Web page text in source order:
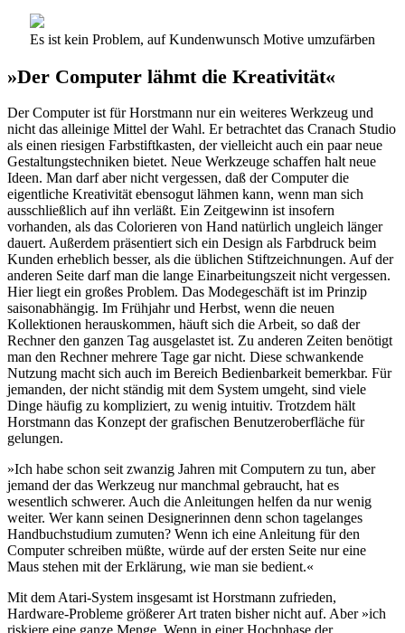
Es ist kein Problem, auf Kundenwunsch Motive umzufärben
»Der Computer lähmt die Kreativität«
Der Computer ist für Horstmann nur ein weiteres Werkzeug und
nicht das alleinige Mittel der Wahl. Er betrachtet das Cranach Studio
als einen riesigen Farbstiftkasten, der vielleicht auch ein paar neue
Gestaltungstechniken bietet. Neue Werkzeuge schaffen halt neue
Ideen. Man darf aber nicht vergessen, daß der Computer die
eigentliche Kreativität ebensogut lähmen kann, wenn man sich
ausschließlich auf ihn verläßt. Ein Zeitgewinn ist insofern
vorhanden, als das Colorieren von Hand natürlich ungleich länger
dauert. Außerdem präsentiert sich ein Design als Farbdruck beim
Kunden erheblich besser, als die üblichen Stiftzeichnungen. Auf der
anderen Seite darf man die lange Einarbeitungszeit nicht vergessen.
Hier liegt ein großes Problem. Das Modegeschäft ist im Prinzip
saisonabhängig. Im Frühjahr und Herbst, wenn die neuen
Kollektionen herauskommen, häuft sich die Arbeit, so daß der
Rechner den ganzen Tag ausgelastet ist. Zu anderen Zeiten benötigt
man den Rechner mehrere Tage gar nicht. Diese schwankende
Nutzung macht sich auch im Bereich Bedienbarkeit bemerkbar. Für
jemanden, der nicht ständig mit dem System umgeht, sind viele
Dinge häufig zu kompliziert, zu wenig intuitiv. Trotzdem hält
Horstmann das Konzept der grafischen Benutzeroberfläche für
gelungen.
»Ich habe schon seit zwanzig Jahren mit Computern zu tun, aber
jemand der das Werkzeug nur manchmal gebraucht, hat es
wesentlich schwerer. Auch die Anleitungen helfen da nur wenig
weiter. Wer kann seinen Designerinnen denn schon tagelanges
Handbuchstudium zumuten? Wenn ich eine Anleitung für den
Computer schreiben müßte, würde auf der ersten Seite nur eine
Maus stehen mit der Erklärung, wie man sie bedient.«
Mit dem Atari-System insgesamt ist Horstmann zufrieden,
Hardware-Probleme größerer Art traten bisher nicht auf. Aber »ich